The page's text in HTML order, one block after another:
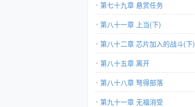
第七十九章 悬赏任务
第八十一章 上当(下)
第八十二章 芯片加入的战斗(下)
第八十五章 离开
第八十八章 弩得部落
第九十一章 无福消受